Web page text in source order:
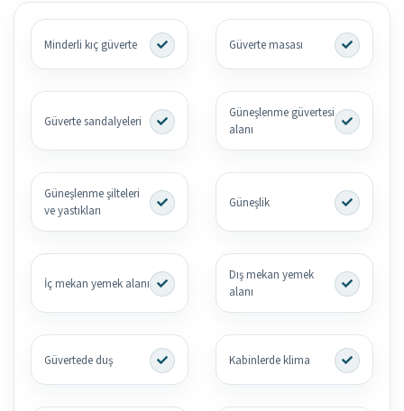
Minderli kıç güverte Güverte masası
Güverte sandalyeleri
Güneşlenme güvertesi
alanı
Güneşlenme şilteleri
ve yastıkları
Güneşlik
İç mekan yemek alanı
Dış mekan yemek
alanı
Güvertede duş Kabinlerde klima